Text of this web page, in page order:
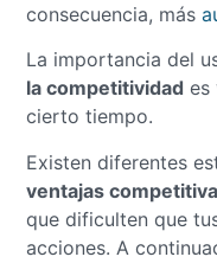
consecuencia, más
La importancia del
la competitividad es
cierto tiempo.
Existen diferentes
ventajas
que dificulten que
acciones. A